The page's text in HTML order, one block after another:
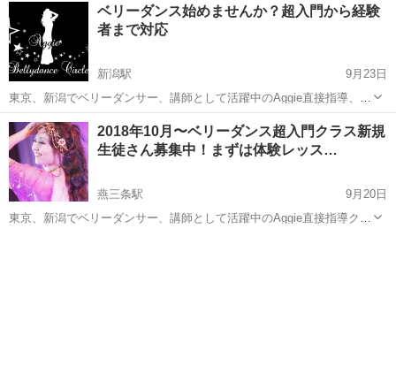
す。 ラクしてキレイ！がテーマなので、ストレッチや軽いエクササイ
ズがほとんどで、激しい運動は一切あ...
ベリーダンス始めませんか？超入門から経験
者まで対応
新潟駅
9月23日
東京、新潟でベリーダンサー、講師として活躍中のAggie直接指導、都
度払いクラスのご案内です。 場所 新潟市中央区川端町５−３０ そ
よ風ダンス練習場 ２階 超入門〜初級 18:30-19:00 1回1800円 中
級〜...
新潟 新潟市 新潟駅 ベリーダンス ベリー
2018年10月〜ベリーダンス超入門クラス新規
生徒さん募集中！まずは体験レッス…
燕三条駅
9月20日
東京、新潟でベリーダンサー、講師として活躍中のAggie直接指導クラ